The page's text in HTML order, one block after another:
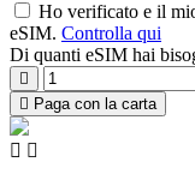
Ho verificato e il
eSIM. Controlla qui
Di quanti eSIM hai
Paga con la carta